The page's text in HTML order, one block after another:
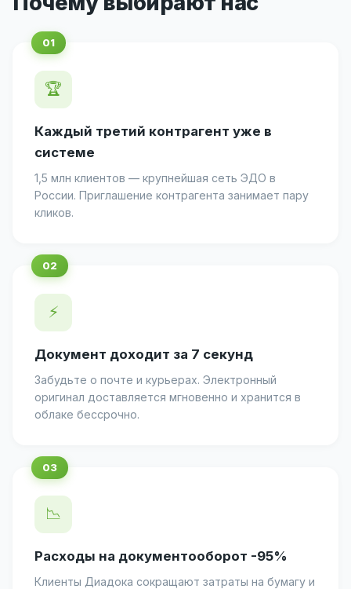
🏆
Каждый третий контрагент уже в
системе
1,5 млн клиентов — крупнейшая сеть ЭДО в
России. Приглашение контрагента занимает пару
кликов.
⚡
Документ доходит за 7 секунд
Забудьте о почте и курьерах. Электронный
оригинал доставляется мгновенно и хранится в
облаке бессрочно.
📉
Расходы на документооборот -95%
Клиенты Диадока сокращают затраты на бумагу и